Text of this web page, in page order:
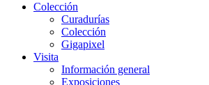
Colección
Curadurías
Colección
Gigapixel
Visita
Información general
Exposiciones